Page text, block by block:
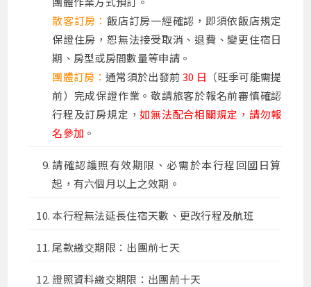
散客訂房：飯店訂房一經確認，即須依飯店規定
保證住房，恕無法接受取消、退費、變更住宿日
期、房型或房間數量等申請。
團體訂房：通常須於出發前30 日 （旺季可能需提
前）完成保證作業。敬請旅客於報名前審慎確認
行程及訂房規定，如無法配合相關規定，請勿報
名參加 。
請確認護照有效期限、必需於本行程回國日算
起，有六個月以上之效期。
本行程無法延長住宿天數、更改行程及航班
尾款繳交期限：出團前七天
證照資料繳交期限：出團前十天